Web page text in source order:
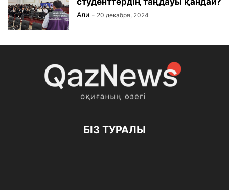
Али - 20 декабря, 2024
БІЗ ТУРАЛЫ